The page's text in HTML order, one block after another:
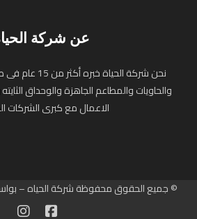
عن شركة
نحن شركة الحياة
والحاويات والمطاعم الجاهزة والوحداق
الاعمال مع كبرى الشركات
© جميع الحقوق محفوظة شركة الحياه – بواسطة